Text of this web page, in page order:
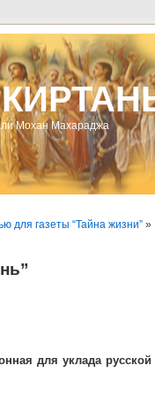
Мохан Махараджа
для газеты “Тайна жизни” »
для уклада русской